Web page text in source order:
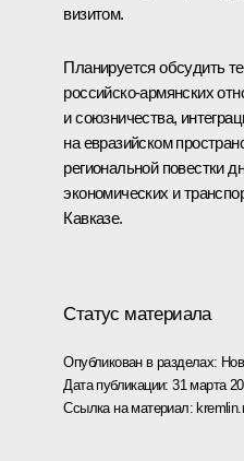
визитом.
Планируется обсудить
российско-армянских
и союзничества,
на евразийском
региональной повестки
экономических и
Кавказе.
Статус материала
Опубликован в разделах:
Дата публикации:31 марта
Ссылка на материал: